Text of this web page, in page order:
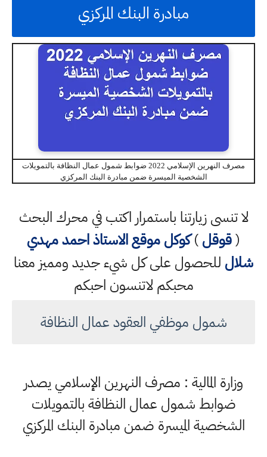
مبادرة البنك المركزي
مصرف النهرين الإسلامي 2022 ضوابط شمول عمال النظافة بالتمويلات
الشخصية الميسرة ضمن مبادرة البنك المركزي
لا تنسى زيارتنا باستمرار اكتب في محرك البحث
(قوقل)كوكلموقع الاستاذ احمد مهدي
شلال للحصول على كل شيء جديد ومميز معنا
محبكم لاتنسون احبكم
شمول موظفي العقود عمال النظافة
وزارة المالية : مصرف النهرين الإسلامي يصدر
ضوابط شمول عمال النظافة بالتمويلات
الشخصية الميسرة ضمن مبادرة البنك المركزي